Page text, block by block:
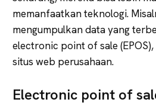
memanfaatkan teknologi.
mengumpulkan data yang
electronic point of sale
situs web perusahaan.
Electronic point of